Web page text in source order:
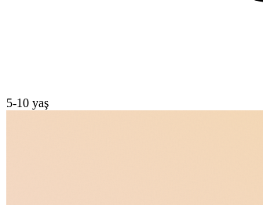
5-10 yaş